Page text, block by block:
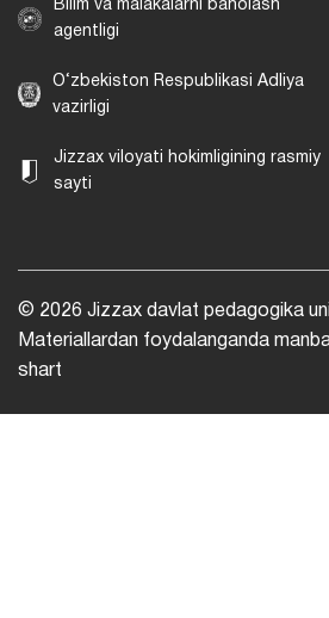
Bilim va malakalarni baholash
agentligi
O‘zbekiston Respublikasi Adliya
vazirligi
Jizzax viloyati hokimligining rasmiy
sayti
© 2026 Jizzax davlat pedagogika
Materiallardan foydalanganda
shart